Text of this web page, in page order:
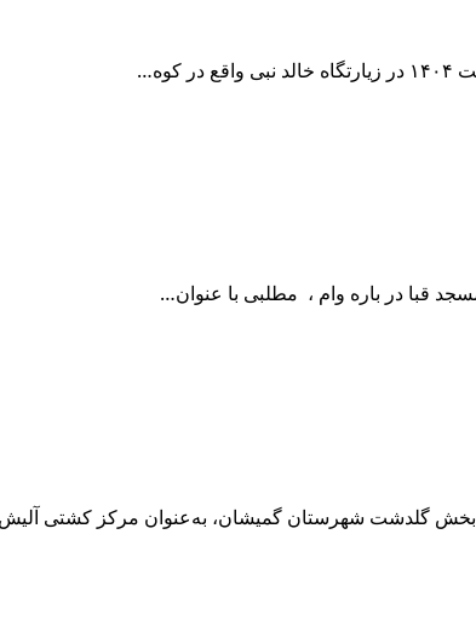
قبا در باره وام ، مطلبی با عنوان…
بخش گلدشت شهرستان گمیشان، به‌عنوان مرکز کشتی